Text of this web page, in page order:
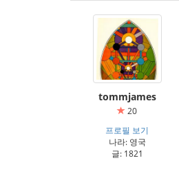
tommjames
20
프로필 보기
나라: 영국
글: 1821